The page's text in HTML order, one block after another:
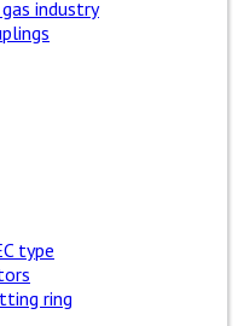
industry
type
ring